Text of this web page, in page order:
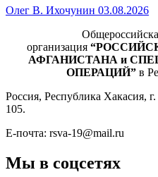
Олег В. Ихочунин 03.08.2026
организация
АФГАНИСТАНА и
ОПЕРАЦИЙ” в
Россия, Республика Хакасия,
105.
Е-почта: rsva-19@mail.ru
Мы в соцсетях